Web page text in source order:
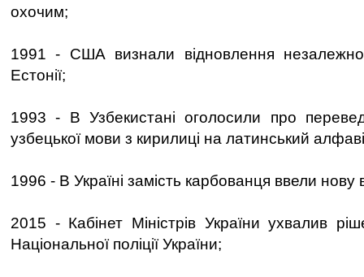
охочим;
1991 - США визнали відновлення
Естонії;
1993 - В Узбекистані оголосили про
узбецької мови з кирилиці на латинський
1996 - В Україні замість карбованця ввели
2015 - Кабінет Міністрів України ухвалив
Національної поліції України;